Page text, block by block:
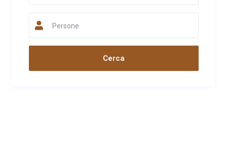
La baita è molto carina e accogliente, come si può vedere dalle
belle passeggiate. Serena ci ha accolti con simpatia e
Persone